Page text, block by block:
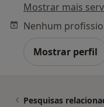
Mostrar mais
Mostrar perfil
Pesquisas